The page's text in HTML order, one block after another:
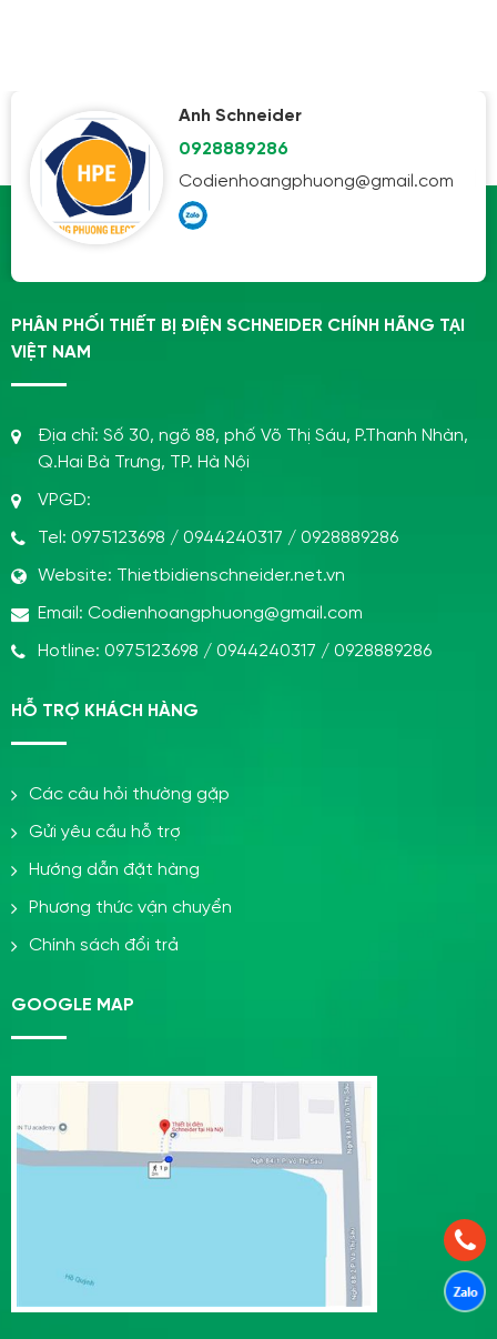
Anh Schneider
0928889286
Codienhoangphuong@gmail.com
PHÂN PHỐI THIẾT BỊ ĐIỆN SCHNEIDER CHÍNH HÃNG TẠI
VIỆT NAM
Địa chỉ: Số 30, ngõ 88, phố Võ Thị Sáu, P.Thanh Nhàn,
Q.Hai Bà Trưng, TP. Hà Nội
VPGD:
Tel: 0975123698 / 0944240317 / 0928889286
Website: Thietbidienschneider.net.vn
Email: Codienhoangphuong@gmail.com
Hotline: 0975123698 / 0944240317 / 0928889286
HỖ TRỢ KHÁCH HÀNG
Các câu hỏi thường gặp
Gửi yêu cầu hỗ trợ
Hướng dẫn đặt hàng
Phương thức vận chuyển
Chính sách đổi trả
GOOGLE MAP